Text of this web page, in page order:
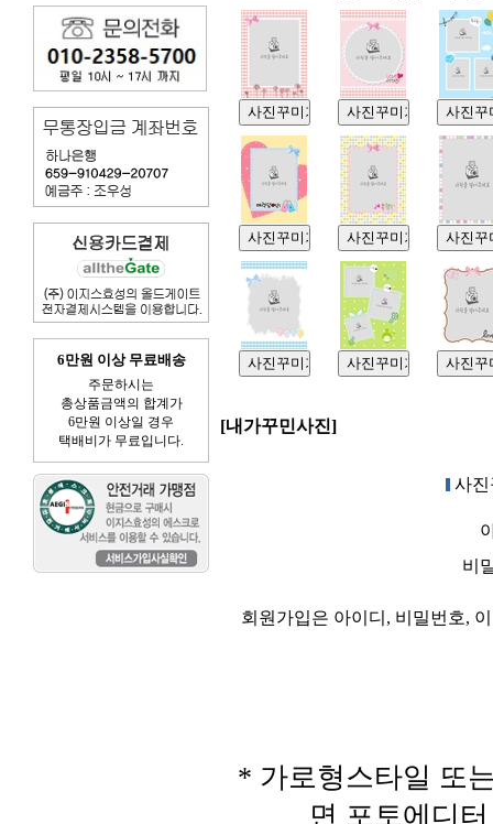
6만원 이상 무료배송
주문하시는
총상품금액의 합계가
6만원 이상일 경우
택배비가 무료입니다.
[내가꾸민사진]
사진
비
회원가입은 아이디, 비밀번호,
* 가로형스타일 또
면 포토에디